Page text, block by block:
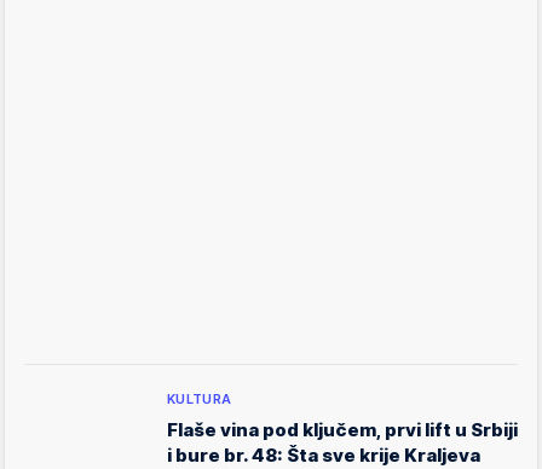
KULTURA
Flaše vina pod ključem, prvi lift u Srbiji
i bure br. 48: Šta sve krije Kraljeva